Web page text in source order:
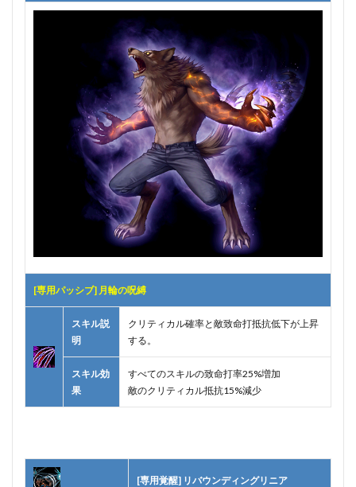
[専用パッシブ] 月輪の呪縛
スキル説
明
クリティカル確率と敵致命打抵抗低下が上昇
する。
スキル効
果
すべてのスキルの致命打率25%増加
敵のクリティカル抵抗15%減少
[専用覚醒] リバウンディングリニア